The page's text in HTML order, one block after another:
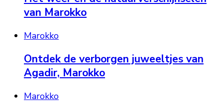
van Marokko
Marokko
Ontdek de verborgen juweeltjes van
Agadir, Marokko
Marokko